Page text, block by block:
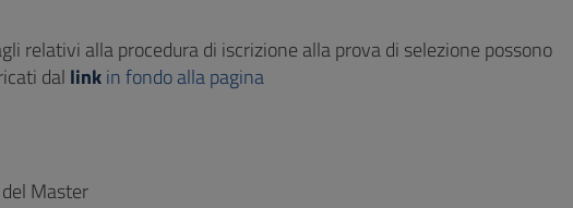
relativi alla procedura di iscrizione alla prova di selezione possono
dal linkin fondo alla pagina
Master